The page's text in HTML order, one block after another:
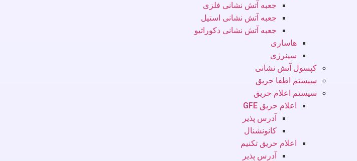
جعبه آتش نشانی فلزی
جعبه آتش نشانی استیل
جعبه آتش نشانی دکوراتیو
هاساری
سینرژی
کپسول آتش نشانی
سیستم اطفا حریق
سیستم اعلام حریق
اعلام حریق GFE
آدرس پذیر
کانونشنال
اعلام حریق تکنیم
آدرس پذیر